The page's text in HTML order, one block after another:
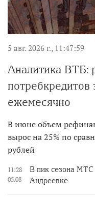
5 авг. 2026 г., 11:47:59
Аналитика ВТБ:
потребкредитов
ежемесячно
В июне объем
вырос на 25% по
рублей
11:28
05.08
В пик сезона МТС
Андреевке